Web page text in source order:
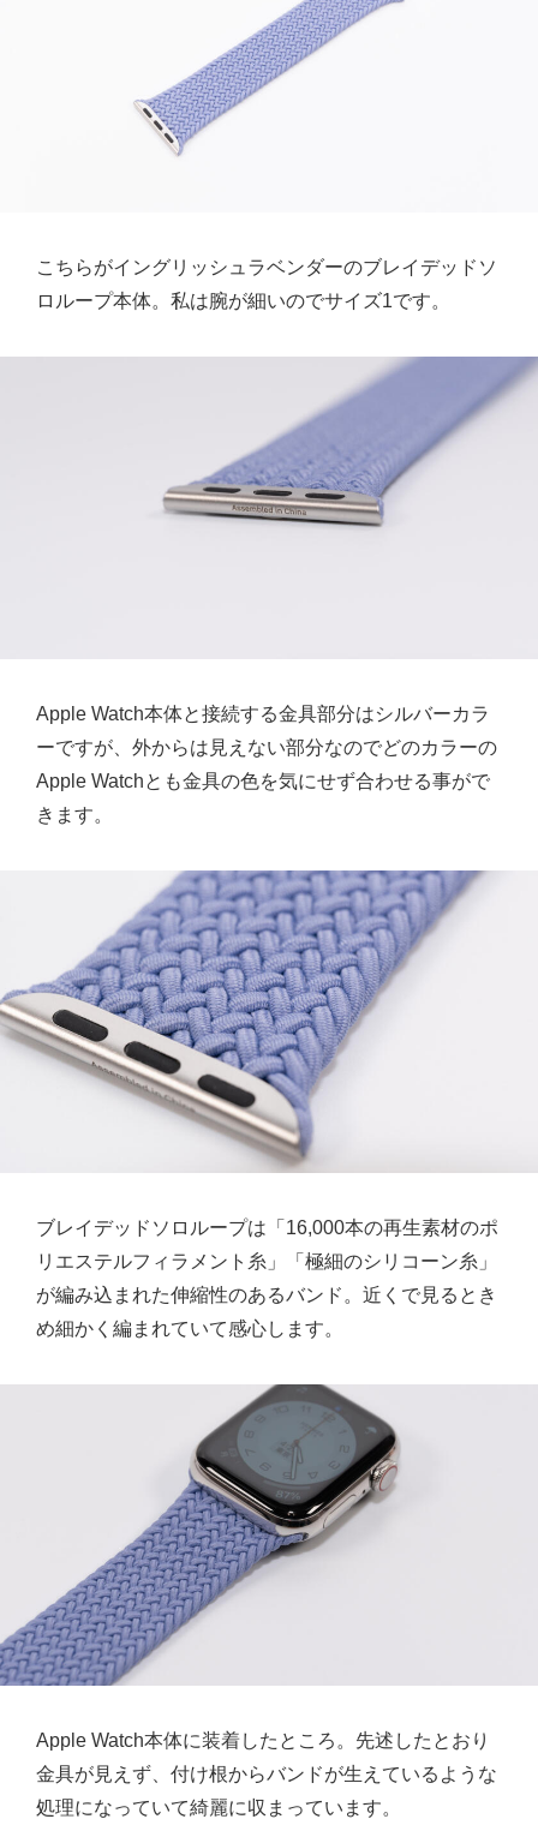
こちらがイングリッシュラベンダーのブレイデッドソ
ロループ本体。私は腕が細いのでサイズ1です。
Apple Watch本体と接続する金具部分はシルバーカラ
ーですが、外からは見えない部分なのでどのカラーの
Apple Watchとも金具の色を気にせず合わせる事がで
きます。
ブレイデッドソロループは「16,000本の再生素材のポ
リエステルフィラメント糸」「極細のシリコーン糸」
が編み込まれた伸縮性のあるバンド。近くで見るとき
め細かく編まれていて感心します。
Apple Watch本体に装着したところ。先述したとおり
金具が見えず、付け根からバンドが生えているような
処理になっていて綺麗に収まっています。